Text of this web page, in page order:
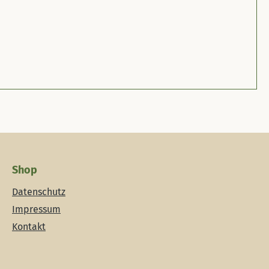
Shop
Datenschutz
Impressum
Kontakt